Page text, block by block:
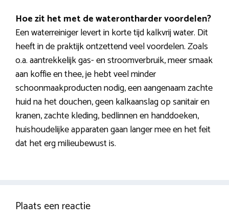
Hoe zit het met de waterontharder voordelen?
Een waterreiniger levert in korte tijd kalkvrij water. Dit
heeft in de praktijk ontzettend veel voordelen. Zoals
o.a. aantrekkelijk gas- en stroomverbruik, meer smaak
aan koffie en thee, je hebt veel minder
schoonmaakproducten nodig, een aangenaam zachte
huid na het douchen, geen kalkaanslag op sanitair en
kranen, zachte kleding, bedlinnen en handdoeken,
huishoudelijke apparaten gaan langer mee en het feit
dat het erg milieubewust is.
Plaats een reactie